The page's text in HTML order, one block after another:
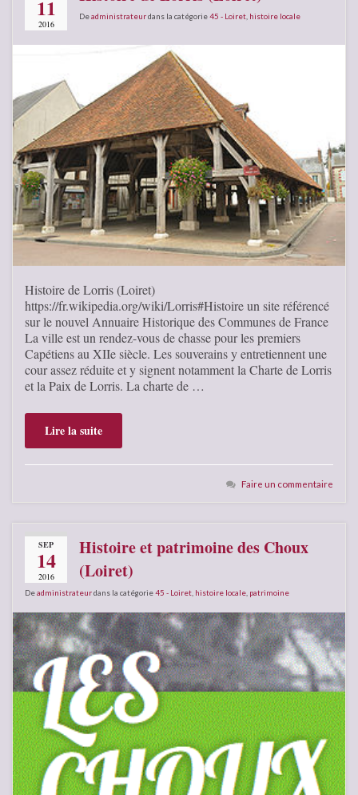
11
2016
Deadministrateurdans la catégorie45 - Loiret histoire locale
Histoire de Lorris (Loiret)
https://fr.wikipedia.org/wiki/Lorris#Histoire un site référencé
sur le nouvel Annuaire Historique des Communes de France
La ville est un rendez-vous de chasse pour les premiers
Capétiens au XIIe siècle. Les souverains y entretiennent une
cour assez réduite et y signent notamment la Charte de Lorris
et la Paix de Lorris. La charte de …
Lire la suite
Faire un commentaire
SEP
14
2016
Histoire et patrimoine des Choux
(Loiret)
Deadministrateurdans la catégorie45 - Loiret histoire locale patrimoine